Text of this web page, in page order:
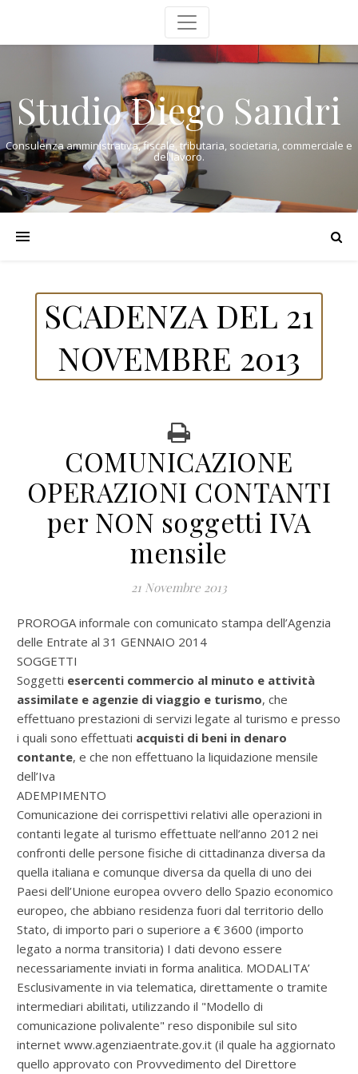
Studio Diego Sandri
Consulenza amministrativa, fiscale, tributaria, societaria, commerciale e
del lavoro.
SCADENZA DEL 21
NOVEMBRE 2013
COMUNICAZIONE
OPERAZIONI CONTANTI
per NON soggetti IVA
mensile
21 Novembre 2013
PROROGAinformale con comunicato stampa dell’Agenzia
delle Entrate al 31 GENNAIO 2014
SOGGETTI
Soggetti esercenti commercio al minuto e attività
assimilate e agenzie di viaggio e turismo, che
effettuano prestazioni di servizi legate al turismo e presso
i quali sono effettuati acquisti di beni in denaro
contante, e che non effettuano la liquidazione mensile
dell’Iva
ADEMPIMENTO
Comunicazione dei corrispettivi relativi alle operazioni in
contanti legate al turismo effettuate nell’anno 2012 nei
confronti delle persone fisiche di cittadinanza diversa da
quella italiana e comunque diversa da quella di uno dei
Paesi dell’Unione europea ovvero dello Spazio economico
europeo, che abbiano residenza fuori dal territorio dello
Stato, di importo pari o superiore a € 3600 (importo
legato a norma transitoria) I dati devono essere
necessariamente inviati in forma analitica. MODALITA’
Esclusivamente in via telematica, direttamente o tramite
intermediari abilitati, utilizzando il "Modello di
comunicazione polivalente" reso disponibile sul sito
internet www.agenziaentrate.gov.it (il quale ha aggiornato
quello approvato con Provvedimento del Direttore